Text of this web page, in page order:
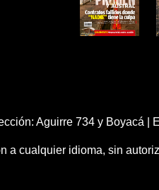
Aguirre 734 y Boyacá |
a cualquier idioma, sin